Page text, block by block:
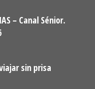
– Canal Sénior.
sin prisa